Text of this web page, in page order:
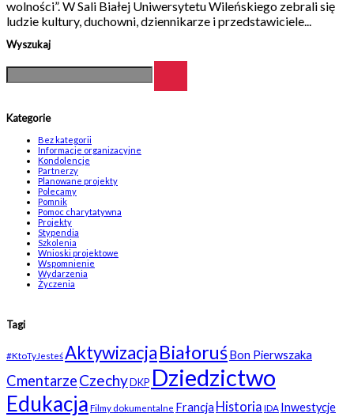
wolności”. W Sali Białej Uniwersytetu Wileńskiego zebrali się
ludzie kultury, duchowni, dziennikarze i przedstawiciele...
Wyszukaj
Kategorie
Bez kategorii
Informacje organizacyjne
Kondolencje
Partnerzy
Planowane projekty
Polecamy
Pomnik
Pomoc charytatywna
Projekty
Stypendia
Szkolenia
Wnioski projektowe
Wspomnienie
Wydarzenia
Życzenia
Tagi
#KtoTyJesteśAktywizacjaBiałoruśBon Pierwszaka
CmentarzeCzechyDKP Dziedzictwo
Edukacja Filmy dokumentalne Francja Historia IDA Inwestycje